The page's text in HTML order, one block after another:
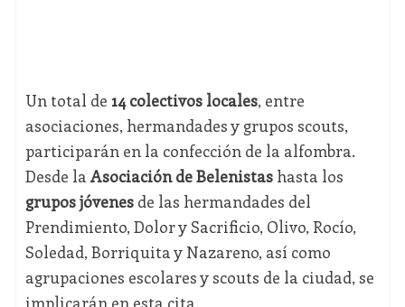
Un total de 14 colectivos locales, entre
asociaciones, hermandades y grupos scouts,
participarán en la confección de la alfombra.
Desde la Asociación de Belenistashasta los
grupos jóvenesde las hermandades del
Prendimiento, Dolor y Sacrificio, Olivo, Rocío,
Soledad, Borriquita y Nazareno, así como
agrupaciones escolares y scouts de la ciudad, se
implicarán en esta cita.